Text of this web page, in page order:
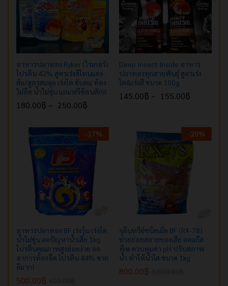
อาหารปลาทอง Ryker (ไรเกอร์)
โปรตีน 42% สูตรเร่งสีโทนแดง-
ส้ม/สูตรสมดุล เร่งโต ขับลม ท้อง
ไม่อืด น้ำไม่ขุ่น แถมฟรีช้อนตัก!!
180.00฿ – 250.00฿
Deep Insect Inside อาหาร
ปลาทองทุกสายพันธุ์ สูตรเร่ง
โต&เร่งสี ขนาด 100g
145.00฿ – 155.00฿
-17%
อาหารปลาทอง BF เร่งวุ้น เร่งโต
น้ำไม่ขุ่น ลดปัญหาน้ำเสีย 1kg
โปรตีนคุณภาพสูงย่อยง่าย ลด
อาการท้องอืด โปรตีน 44% ขาย
ดีมาก!
500.00฿
-20%
จุลินทรีย์ชนิดเม็ด BF (RX-78)
ช่วยย่อยสลายของเสีย ลดแก๊ส
พิษ ควบคุมค่า pH ปรับสภาพ
น้ำ ทำให้น้ำใส ขนาด 1kg
800.00฿